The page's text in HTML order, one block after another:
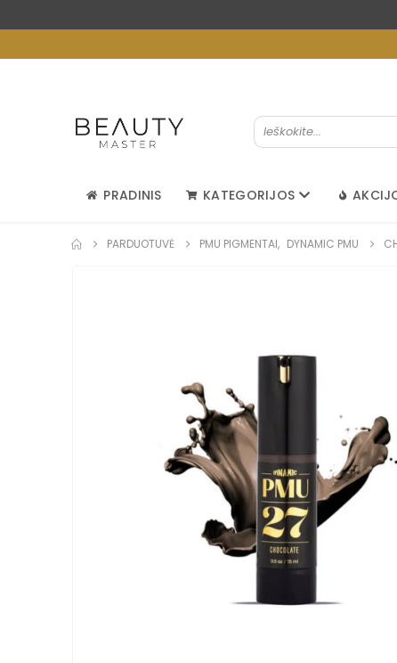
PRADINIS KATEGORIJOS
PARDUOTUVĖ PMU PIGMENTAI, DYNAMIC PMU